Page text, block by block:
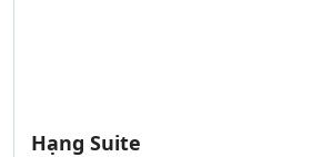
Hạng Suite